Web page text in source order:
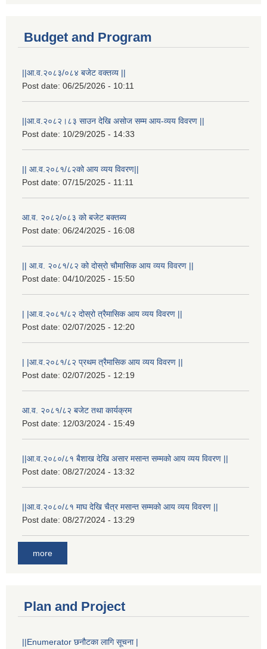
Budget and Program
||आ.व.२०८३/०८४ बजेट वक्तव्य ||
Post date: 06/25/2026 - 10:11
||आ.व.२०८२।८३ साउन देखि असोज सम्म आय-व्यय विवरण ||
Post date: 10/29/2025 - 14:33
|| आ.व.२०८१/८२को आय व्यय विवरण||
Post date: 07/15/2025 - 11:11
आ.व. २०८२/०८३ को बजेट बक्तब्य
Post date: 06/24/2025 - 16:08
|| आ.व. २०८१/८२ को दोस्रो चौमासिक आय व्यय विवरण ||
Post date: 04/10/2025 - 15:50
| |आ.व.२०८१/८२ दोस्रो त्रैमासिक आय व्यय विवरण ||
Post date: 02/07/2025 - 12:20
| |आ.व.२०८१/८२ प्रथम त्रैमासिक आय व्यय विवरण ||
Post date: 02/07/2025 - 12:19
आ.व. २०८१/८२ बजेट तथा कार्यक्रम
Post date: 12/03/2024 - 15:49
||आ.व.२०८०/८१ बैशाख देखि असार मसान्त सम्मको आय व्यय विवरण ||
Post date: 08/27/2024 - 13:32
||आ.व.२०८०/८१ माघ देखि चैत्र मसान्त सम्मको आय व्यय विवरण ||
Post date: 08/27/2024 - 13:29
more
Plan and Project
||Enumerator छनौटका लागि सूचना |